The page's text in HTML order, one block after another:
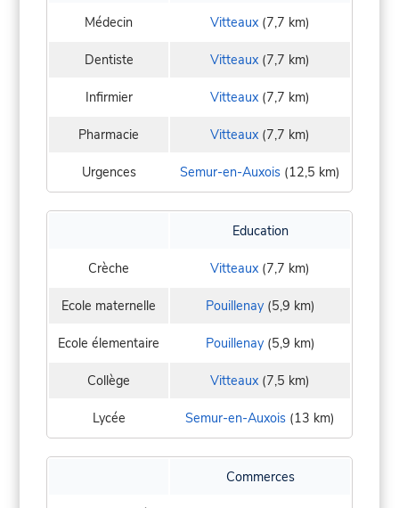
Médecin Vitteaux (7,7 km)
Dentiste Vitteaux (7,7 km)
Infirmier Vitteaux (7,7 km)
Pharmacie Vitteaux (7,7 km)
Urgences Semur-en-Auxois (12,5 km)
Education
Crèche Vitteaux (7,7 km)
Ecole maternelle Pouillenay(5,9 km)
Ecole élementaire Pouillenay(5,9 km)
Collège Vitteaux (7,5 km)
Lycée Semur-en-Auxois (13 km)
Commerces